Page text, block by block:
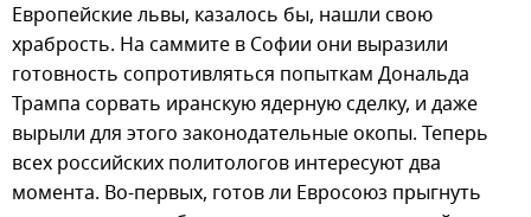
Европейские львы, казалось бы, нашли свою
храбрость. На саммите в Софии они выразили
готовность сопротивляться попыткам Дональда
Трампа сорвать иранскую ядерную сделку, и даже
вырыли для этого законодательные окопы. Теперь
всех российских политологов интересуют два
момента. Во-первых, готов ли Евросоюз прыгнуть